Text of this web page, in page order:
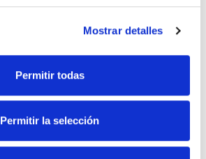
Mostrar detalles
Permitir todas
Permitir la selección